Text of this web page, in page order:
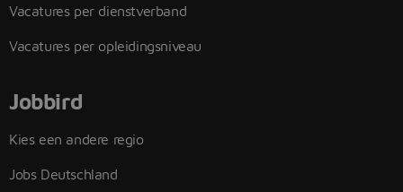
Vacatures per dienstverband
Vacatures per opleidingsniveau
Jobbird
Kies een andere regio
Jobs Deutschland